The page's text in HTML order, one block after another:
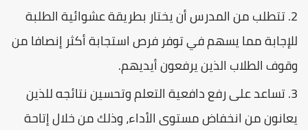
تتطلب من المدرس أن يختار بطريقة عشوائية الطلبة
للإجابة مما يسهم في توفر فرص استجابة أكثر إنصافا من
وقوف الطلاب الذين يرفعون أيديهم.
تساعد على رفع دافعية التعلم وتحسين نتائجه للذين
يعانون من انخفاض مستوى الأداء، وذلك من خلال إتاحة